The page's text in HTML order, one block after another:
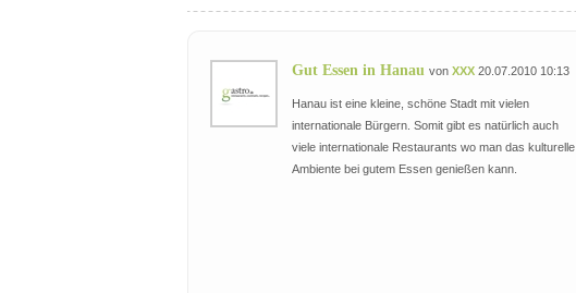
Gut Essen in Hanau von XXX 20.07.2010 10:13
Hanau ist eine kleine, schöne Stadt mit vielen
internationale Bürgern. Somit gibt es natürlich auch
viele internationale Restaurants wo man das kulturelle
Ambiente bei gutem Essen genießen kann.